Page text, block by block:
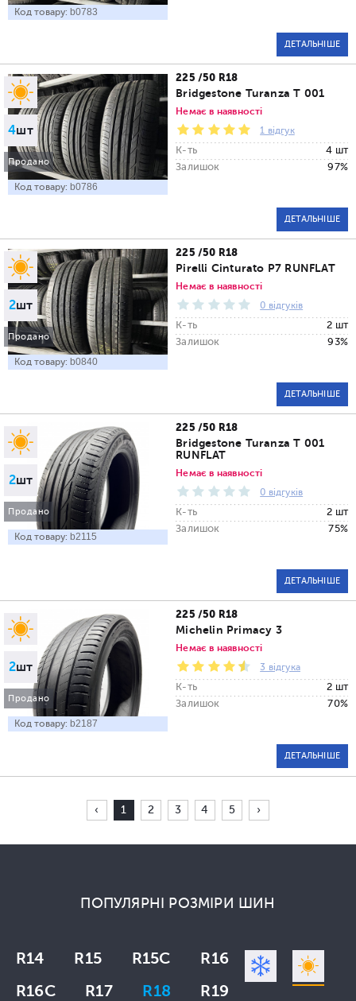
Код товару: b0783
ДЕТАЛЬНІШЕ
4шт
Продано
Код товару: b0786
225 /50 R18
Bridgestone Turanza T 001
Немає в наявності
1 відгук
К-ть
4 шт
Залишок
97%
ДЕТАЛЬНІШЕ
2шт
Продано
Код товару: b0840
225 /50 R18
Pirelli Cinturato P7 RUNFLAT
Немає в наявності
0 відгуків
К-ть
2 шт
Залишок
93%
ДЕТАЛЬНІШЕ
2шт
Продано
Код товару: b2115
225 /50 R18
Bridgestone Turanza T 001
RUNFLAT
Немає в наявності
0 відгуків
К-ть
2 шт
Залишок
75%
ДЕТАЛЬНІШЕ
2шт
Продано
Код товару: b2187
225 /50 R18
Michelin Primacy 3
Немає в наявності
3 відгука
К-ть
2 шт
Залишок
70%
ДЕТАЛЬНІШЕ
‹ 1 2 3 4 5 ›
ПОПУЛЯРНІ РОЗМІРИ ШИН
R14 R15 R15C
R16
R16C
R17 R18
R19